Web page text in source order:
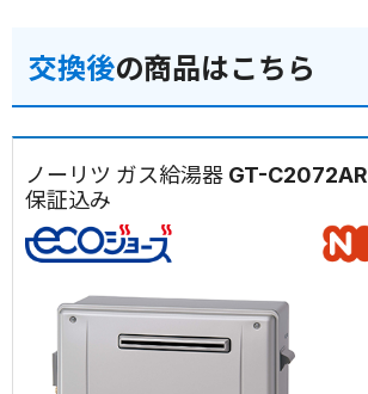
交換後の商品はこちら
ノーリツ ガス給湯器 GT-C2072AR
保証込み